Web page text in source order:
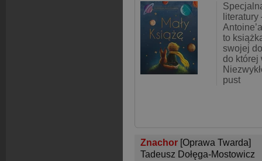
literatury
to
swojej
do której
pust
Znachor [Oprawa Twarda]
Tadeusz Dołęga-Mostowicz